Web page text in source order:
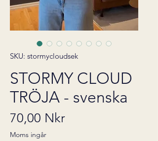
SKU: stormycloudsek
STORMY CLOUD
TRÖJA - svenska
70,00 NkrPris
Moms ingår